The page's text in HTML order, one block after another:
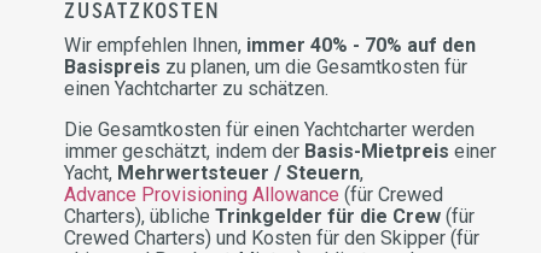
ZUSATZKOSTEN
Wir empfehlen Ihnen, immer 40% - 70% auf den
Basispreis zu planen, um die Gesamtkosten für
einen Yachtcharter zu schätzen.
Die Gesamtkosten für einen Yachtcharter werden
immer geschätzt, indem der Basis-Mietpreis einer
Yacht, Mehrwertsteuer / Steuern,
Advance Provisioning Allowance (für Crewed
Charters), übliche Trinkgelder für die Crew (für
Crewed Charters) und Kosten für den Skipper (für